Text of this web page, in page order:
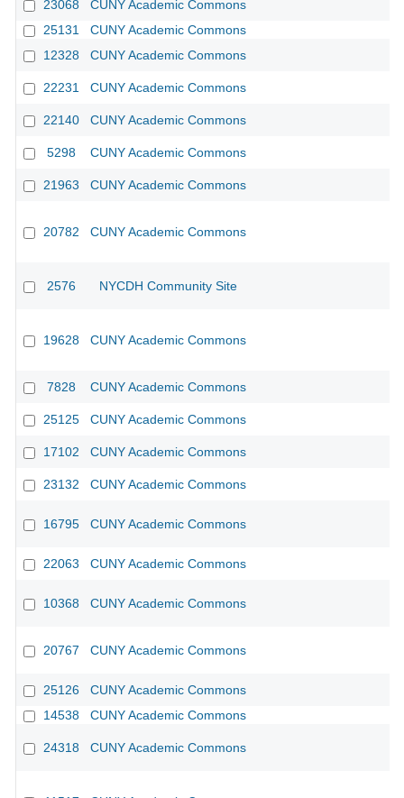
23068
CUNY Academic Commons
25131
CUNY Academic Commons
12328
CUNY Academic Commons
22231 CUNY Academic Commons
22140 CUNY Academic Commons
5298 CUNY Academic Commons
21963 CUNY Academic Commons
20782 CUNY Academic Commons
2576 NYCDH Community Site
19628 CUNY Academic Commons
7828 CUNY Academic Commons
25125 CUNY Academic Commons
17102 CUNY Academic Commons
23132 CUNY Academic Commons
16795 CUNY Academic Commons
22063 CUNY Academic Commons
10368 CUNY Academic Commons
20767 CUNY Academic Commons
25126
CUNY Academic Commons
14538
CUNY Academic Commons
24318 CUNY Academic Commons